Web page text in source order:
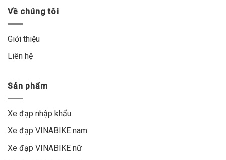
Về chúng tôi
Giới thiệu
Liên hệ
Sản phẩm
Xe đạp nhập khẩu
Xe đạp VINABIKE nam
Xe đạp VINABIKE nữ